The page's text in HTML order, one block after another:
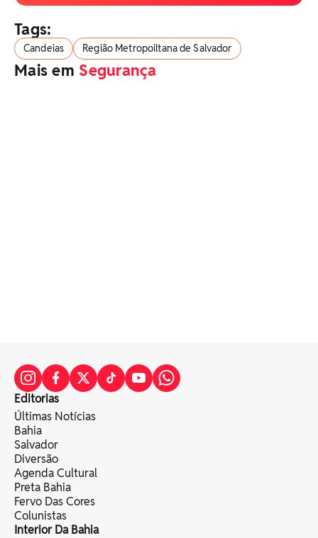
Tags:
Candeias Região Metropoiltana de Salvador
Mais em Segurança
Editorias
Últimas Notícias
Bahia
Salvador
Diversão
Agenda Cultural
Preta Bahia
Fervo Das Cores
Colunistas
Interior Da Bahia